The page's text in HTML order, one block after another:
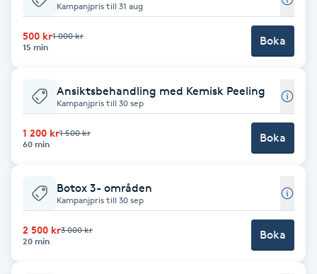
Fotsvamp
Fotvård
Fransar
Fransborttagning
Fransförlängning
Kampanjpris till 31 aug
500 kr1 000 kr
15 min
Boka
Ansiktsbehandling med Kemisk Peeling
Kampanjpris till 30 sep
1 200 kr1 500 kr
60 min
Boka
Botox 3- områden
Kampanjpris till 30 sep
2 500 kr3 000 kr
20 min
Boka